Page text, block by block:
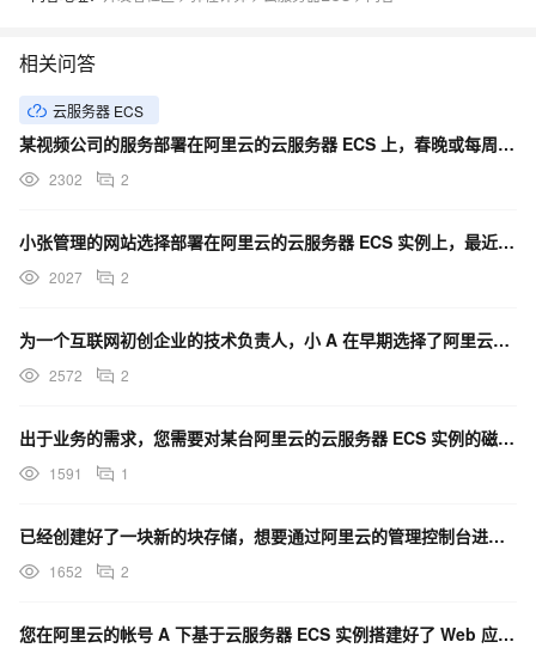
相关问答
云服务器 ECS
某视频公司的服务部署在阿里云的云服务器 ECS 上，春晚或每周五热门节目来临时，如临大敌，又不想长期
2302 2
小张管理的网站选择部署在阿里云的云服务器 ECS 实例上，最近发现一个现象，网站首页的宣传视频在某些
2027 2
为一个互联网初创企业的技术负责人，小 A 在早期选择了阿里云的云服务器 ECS 并将 Java 应用
2572 2
出于业务的需求，您需要对某台阿里云的云服务器 ECS 实例的磁盘进行初始化操作，可以通过什么方法提前
1591 1
已经创建好了一块新的块存储，想要通过阿里云的管理控制台进行磁盘挂载到云服务器 ECS 实例上的操作，
1652 2
您在阿里云的帐号 A 下基于云服务器 ECS 实例搭建好了 Web 应用服务，如果需要在另一个阿里云